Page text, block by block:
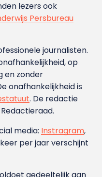
lezers ook
Persbureau
journalisten.
op
en zonder
onafhankelijkheid is
. De redactie
media: Instragram,
keer per jaar verschijnt